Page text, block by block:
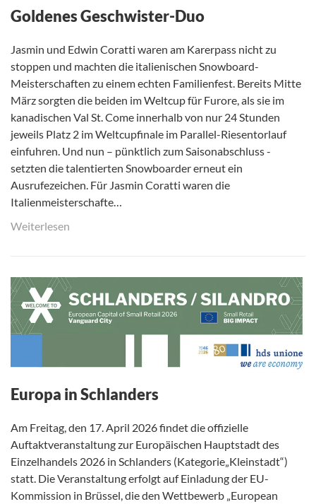
Goldenes Geschwister-Duo
Jasmin und Edwin Coratti waren am Karerpass nicht zu
stoppen und machten die italienischen Snowboard-
Meisterschaften zu einem echten Familienfest. Bereits Mitte
März sorgten die beiden im Weltcup für Furore, als sie im
kanadischen Val St. Come innerhalb von nur 24 Stunden
jeweils Platz 2 im Weltcupfinale im Parallel-Riesentorlauf
einfuhren. Und nun – pünktlich zum Saisonabschluss -
setzten die talentierten Snowboarder erneut ein
Ausrufezeichen. Für Jasmin Coratti waren die
Italienmeisterschafte…
Weiterlesen
Europa in Schlanders
Am Freitag, den 17. April 2026 findet die offizielle
Auftaktveranstaltung zur Europäischen Hauptstadt des
Einzelhandels 2026 in Schlanders (Kategorie„Kleinstadt“)
statt. Die Veranstaltung erfolgt auf Einladung der EU-
Kommission in Brüssel, die den Wettbewerb „European